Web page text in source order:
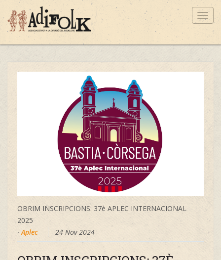
OBRIM INSCRIPCIONS: 37è APLEC INTERNACIONAL
2025
·Aplec 24 Nov 2024